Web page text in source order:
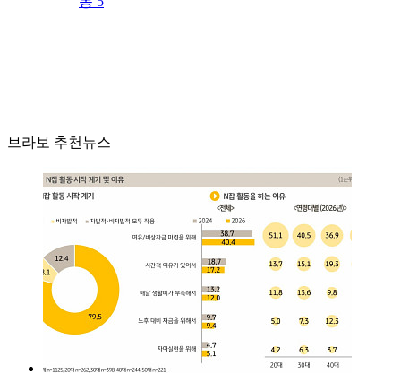
브라보 추천뉴스